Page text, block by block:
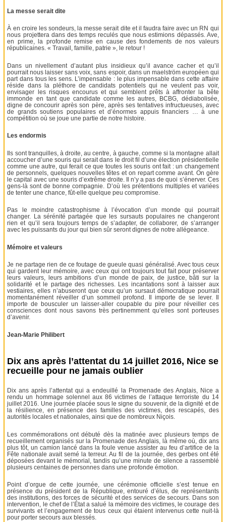
La messe serait dite
À en croire les sondeurs, la messe serait dite et il faudra faire avec un RN qui
nous projettera dans des temps reculés que nous estimions dépassés. Ave,
en prime, la profonde remise en cause des fondements de nos valeurs
républicaines. « Travail, famille, patrie », le retour !
Dans un nivellement d’autant plus insidieux qu’il avance cacher et qu’il
pourrait nous laisser sans voix, sans espoir, dans un maelström européen qui
part dans tous les sens. L’impensable : le plus impensable dans cette affaire
réside dans la pléthore de candidats potentiels qui ne veulent pas voir,
envisager les risques encourus et qui semblent prêts à affronter la bête
immonde en tant que candidate comme les autres, BCBG, dédiabolisée,
digne de concourir après son père, après ses tentatives infructueuses, avec
de grands soutiens populaires et d’énormes appuis financiers … à une
compétition où se joue une partie de notre histoire.
Les endormis
Ils sont tranquilles, à droite, au centre, à gauche, comme si la montagne allait
accoucher d’une souris qui serait dans le droit fil d’une élection présidentielle
comme une autre, qui ferait ce que toutes les souris ont fait : un changement
de personnels, quelques nouvelles têtes et on repart comme avant. On gère
le capital avec une souris d’extrême droite. Il n’y a pas de quoi s’énerver. Ces
gens-là sont de bonne compagnie. D’où les prétentions multiples et variées
de tenter une chance, fût-elle quelque peu compromise.
Pas le moindre catastrophisme à l’évocation d’un monde qui pourrait
changer. La sérénité partagée que les sursauts populaires ne changeront
rien et qu’il sera toujours temps de s’adapter, de collaborer, de s’arranger
avec les puissants du jour qui bien sûr seront dignes de notre allégeance.
Mémoire et valeurs
Je ne partage rien de ce foutage de gueule quasi généralisé. Avec tous ceux
qui gardent leur mémoire, avec ceux qui ont toujours tout fait pour préserver
leurs valeurs, leurs ambitions d’un monde de paix, de justice, bâti sur la
solidarité et le partage des richesses. Les incantations sont à laisser aux
vestiaires, elles n’abuseront que ceux qu’un sursaut démocratique pourrait
momentanément réveiller d’un sommeil profond. Il importe de se lever. Il
importe de bousculer un laisser-aller coupable du pire pour réveiller ces
consciences dont nous savons très pertinemment qu’elles sont porteuses
d’avenir.
Jean-Marie Philibert
Dix ans après l’attentat du 14 juillet 2016, Nice se
recueille pour ne jamais oublier
Dix ans après l’attentat qui a endeuillé la Promenade des Anglais, Nice a
rendu un hommage solennel aux 86 victimes de l’attaque terroriste du 14
juillet 2016. Une journée placée sous le signe du souvenir, de la dignité et de
la résilience, en présence des familles des victimes, des rescapés, des
autorités locales et nationales, ainsi que de nombreux Niçois.
Les commémorations ont débuté dès la matinée avec plusieurs temps de
recueillement organisés sur la Promenade des Anglais, là même où, dix ans
plus tôt, un camion lancé dans la foule venue assister au feu d’artifice de la
Fête nationale avait semé la terreur. Au fil de la journée, des gerbes ont été
déposées devant le mémorial, tandis qu’une minute de silence a rassemblé
plusieurs centaines de personnes dans une profonde émotion.
Point d’orgue de cette journée, une cérémonie officielle s’est tenue en
présence du président de la République, entouré d’élus, de représentants
des institutions, des forces de sécurité et des services de secours. Dans son
intervention, le chef de l’État a salué la mémoire des victimes, le courage des
survivants et l’engagement de tous ceux qui étaient intervenus cette nuit-là
pour porter secours aux blessés.